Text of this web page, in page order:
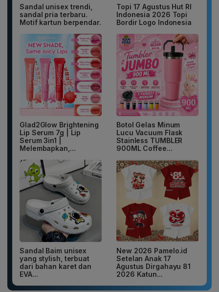
Sandal unisex trendi,
sandal pria terbaru.
Motif kartun berpendar.
Topi 17 Agustus Hut RI
Indonesia 2026 Topi
Bordir Logo Indonesia
Glad2Glow Brightening
Lip Serum 7g | Lip
Serum 3in1 |
Melembapkan,...
Botol Gelas Minum
Lucu Vacuum Flask
Stainless TUMBLER
900ML Coffee...
Sandal Baim unisex
yang stylish, terbuat
dari bahan karet dan
EVA...
New 2026 Pamelo.id
Setelan Anak 17
Agustus Dirgahayu 81
2026 Katun...